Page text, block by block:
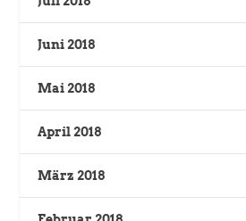
Juni 2018
Mai 2018
April 2018
März 2018